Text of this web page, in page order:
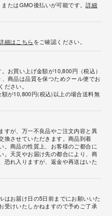
たはGMO後払いが可能です。詳細
細はこちらをご確認ください。
お買い上げ金額が10,800円（税込）
商品は品質を保つためクール便でお
ださい。
が10,800円(税込)以上の場合送料無
すが、万一不良品やご注文内容と異
換させていただきます。商品到着
。商品の性質上、お客様のご都合に
。天災やお届け先の都合により、商
恐れ入りますが、返金や再送はいた
はお届け日の5日前までにお願いいた
受けいたしかねますので予めご了承